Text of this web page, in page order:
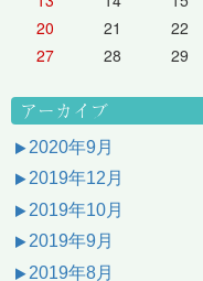
20
21 22
27
28 29
アーカイブ
2020年9月
2019年12月
2019年10月
2019年9月
2019年8月